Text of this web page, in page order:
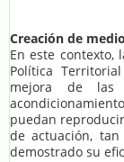
Creación de
En este contexto,
Política
mejora de las
puedan
de actuación,
demostrado su